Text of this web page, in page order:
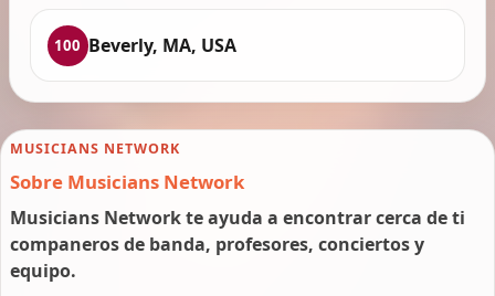
100 Beverly, MA, USA
MUSICIANS NETWORK
Sobre Musicians Network
Musicians Network te ayuda a encontrar cerca de ti
companeros de banda, profesores, conciertos y
equipo.